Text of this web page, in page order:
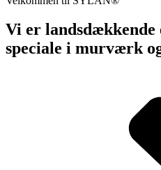
Vi er
speciale i murværk